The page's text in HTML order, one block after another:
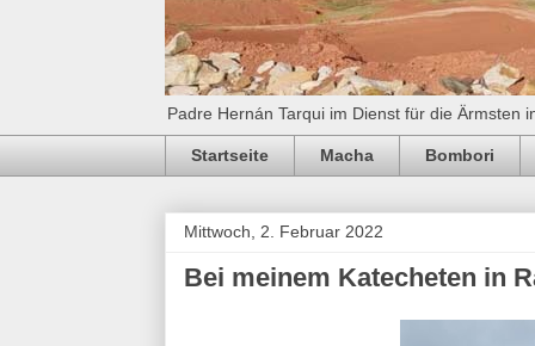
Padre Hernán Tarqui im Dienst für die Ärmsten
Startseite Macha Bombori
Mittwoch, 2. Februar 2022
Bei meinem Katecheten in